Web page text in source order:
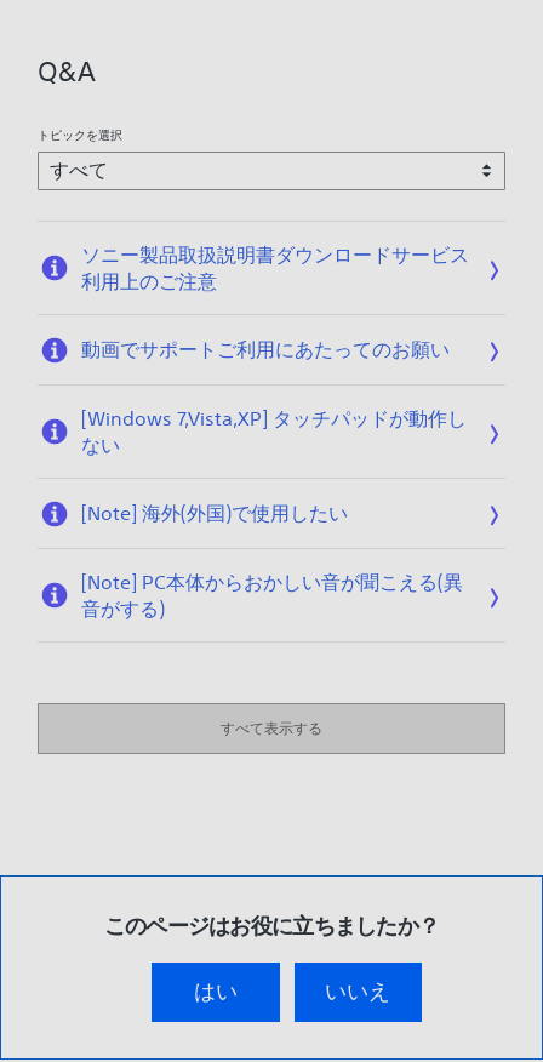
Q&A
トピックを選択
ソニー製品取扱説明書ダウンロードサービス
利用上のご注意
動画でサポートご利用にあたってのお願い
[Windows 7,Vista,XP] タッチパッドが動作し
ない
[Note] 海外(外国)で使用したい
[Note] PC本体からおかしい音が聞こえる(異
音がする)
すべて表示する
このページはお役に立ちましたか？
はい いいえ